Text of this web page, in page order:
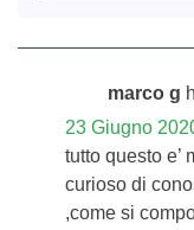
marco g
23 Giugno
tutto questo e’
curioso di
,come si